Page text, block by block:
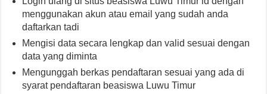
menggunakan akun atau email yang sudah anda
daftarkan tadi
Mengisi data secara lengkap dan valid sesuai dengan
data yang diminta
Mengunggah berkas pendaftaran sesuai yang ada di
syarat pendaftaran beasiswa Luwu Timur